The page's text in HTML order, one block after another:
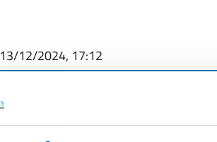
13/12/2024, 17:12